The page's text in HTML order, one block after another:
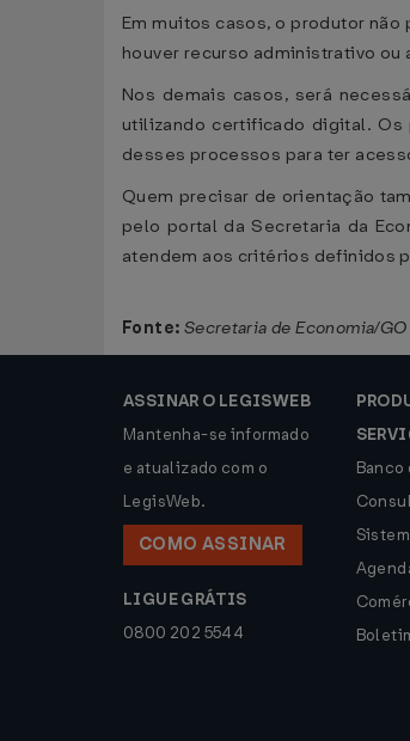
Em muitos casos, o produtor
houver recurso administrativo
Nos demais casos, será
utilizando certificado digital.
desses processos para ter
Quem precisar de orientação
pelo portal da Secretaria da
atendem aos critérios definidos
Fonte: Secretaria de Economia/GO
ASSINAR O LEGISWEB
Mantenha-se informado
e atualizado com o
LegisWeb.
COMO ASSINAR
LIGUE GRÁTIS
0800 202 5544
Banco